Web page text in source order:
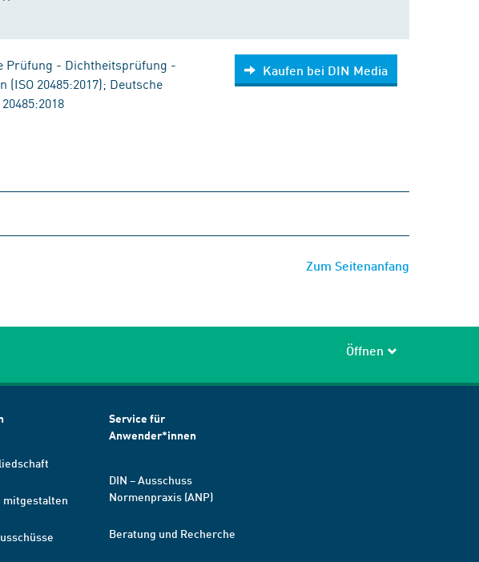
Prüfung - Dichtheitsprüfung -
(ISO 20485:2017); Deutsche
Kaufen bei DIN Media
Zum Seitenanfang
Öffnen
mitgestalten
Service für
Anwender*innen
DIN – Ausschuss
Normenpraxis (ANP)
Beratung und Recherche